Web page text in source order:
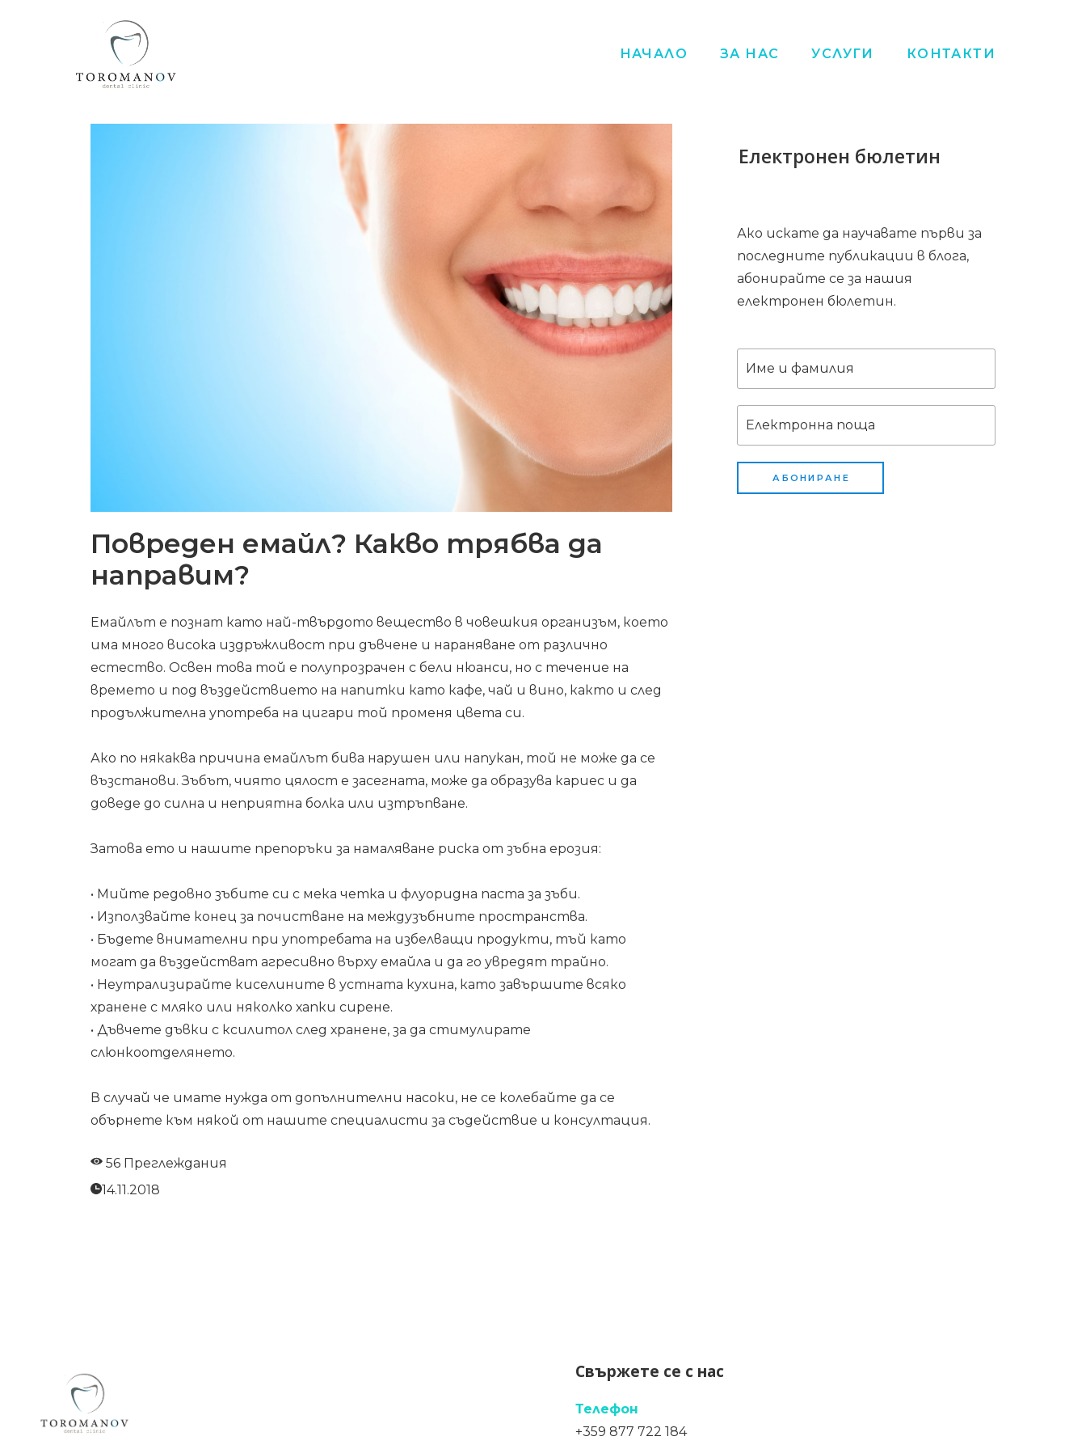
НАЧАЛО ЗА НАС УСЛУГИ КОНТАКТИ
Повреден емайл? Какво трябва да
направим?
Емайлът е познат като най-твърдото вещество в човешкия организъм, което
има много висока издръжливост при дъвчене и нараняване от различно
естество. Освен това той е полупрозрачен с бели нюанси, но с течение на
времето и под въздействието на напитки като кафе, чай и вино, както и след
продължителна употреба на цигари той променя цвета си.
Ако по някаква причина емайлът бива нарушен или напукан, той не може да се
възстанови. Зъбът, чиято цялост е засегната, може да образува кариес и да
доведе до силна и неприятна болка или изтръпване.
Затова ето и нашите препоръки за намаляване риска от зъбна ерозия:
• Мийте редовно зъбите си с мека четка и флуоридна паста за зъби.
• Използвайте конец за почистване на междузъбните пространства.
• Бъдете внимателни при употребата на избелващи продукти, тъй като
могат да въздействат агресивно върху емайла и да го увредят трайно.
• Неутрализирайте киселините в устната кухина, като завършите всяко
хранене с мляко или няколко хапки сирене.
• Дъвчете дъвки с ксилитол след хранене, за да стимулирате
слюнкоотделянето.
В случай че имате нужда от допълнителни насоки, не се колебайте да се
обърнете към някой от нашите специалисти за съдействие и консултация.
56 Преглеждания
14.11.2018
Електронен бюлетин
Ако искате да научавате първи за
последните публикации в блога,
абонирайте се за нашия
електронен бюлетин.
АБОНИРАНЕ
Свържете се с нас
Телефон
+359 877 722 184